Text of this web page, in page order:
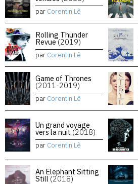
par Corentin Lê
Rolling Thunder
Revue(2019)
par Corentin Lê
Game of Thrones
(2011-2019)
par Corentin Lê
Un grand voyage
vers la nuit (2018)
par Corentin Lê
An Elephant Sitting
Still (2018)